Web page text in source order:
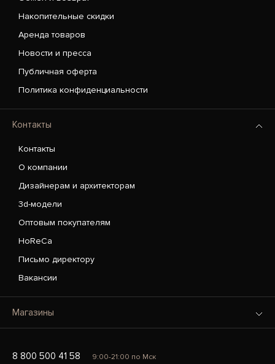
Накопительные скидки
Аренда товаров
Новости и пресса
Публичная оферта
Политика конфиденциальности
Контакты
Контакты
О компании
Дизайнерам и архитекторам
3d-модели
Оптовым покупателям
HoReCa
Письмо директору
Вакансии
Магазины
8 800 500 41 58 9:00-21:00 по Мск